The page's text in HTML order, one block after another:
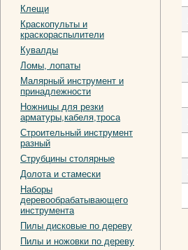
Клещи
Краскопульты и
краскораспылители
Кувалды
Ломы, лопаты
Малярный инструмент и
принадлежности
Ножницы для резки
арматуры,кабеля,троса
Строительный инструмент
разный
Струбцины столярные
Долота и стамески
Наборы
деревообрабатывающего
инструмента
Пилы дисковые по дереву
Пилы и ножовки по дереву